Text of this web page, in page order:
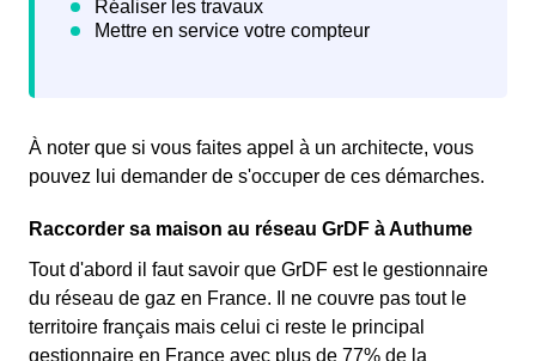
À noter que si vous faites appel à un architecte, vous
pouvez lui demander de s'occuper de ces démarches.
Raccorder sa maison au réseau GrDF à Authume
Tout d'abord il faut savoir que GrDF est le gestionnaire
du réseau de gaz en France. Il ne couvre pas tout le
territoire français mais celui ci reste le principal
gestionnaire en France avec plus de 77% de la